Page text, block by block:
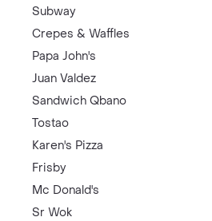
Subway
Crepes & Waffles
Papa John's
Juan Valdez
Sandwich Qbano
Tostao
Karen's Pizza
Frisby
Mc Donald's
Sr Wok